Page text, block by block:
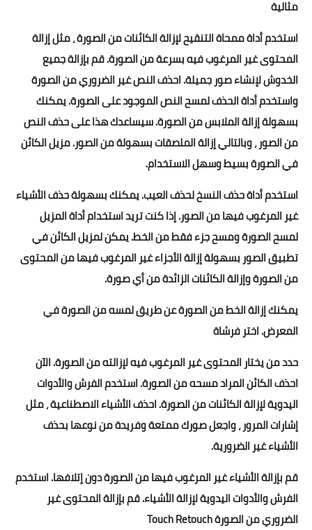
مثالية
استخدم أداة ممحاة التنقيح لإزالة الكائنات من الصورة ، مثل إزالة
المحتوى غير المرغوب فيه بسرعة من الصورة. قم بإزالة جميع
الخدوش لإنشاء صور جميلة. احذف النص غير الضروري من الصورة
واستخدم أداة الحذف لمسح النص الموجود على الصورة. يمكنك
بسهولة إزالة الملابس من الصورة. سيساعدك هذا على حذف النص
من الصور ، وبالتالي إزالة الملصقات بسهولة من الصور. مزيل الكائن
في الصورة بسيط وسهل الاستخدام.
استخدم أداة حذف النسخ لحذف العيب. يمكنك بسهولة حذف الأشياء
غير المرغوب فيها من الصور. إذا كنت تريد استخدام أداة المزيل
لمسح الصورة ومسح جزء فقط من الخط. يمكن لمزيل الكائن في
تطبيق الصور بسهولة إزالة الأجزاء غير المرغوب فيها من المحتوى
من الصورة وإزالة الكائنات الزائدة من أي صورة.
يمكنك إزالة الخط من الصورة عن طريق لمسه من الصورة في
المعرض. اختر فرشاة
حدد من يختار المحتوى غير المرغوب فيه لإزالته من الصورة. الآن
احذف الكائن المراد مسحه من الصورة. استخدم الفرش والأدوات
اليدوية لإزالة الكائنات من الصورة. احذف الأشياء الاصطناعية ، مثل
إشارات المرور ، واجعل صورك ممتعة وفريدة من نوعها بحذف
الأشياء غير الضرورية.
قم بإزالة الأشياء غير المرغوب فيها من الصورة دون إتلافها. استخدم
الفرش والأدوات اليدوية لإزالة الأشياء. قم بإزالة المحتوى غير
الضروري من الصورة Touch Retouch